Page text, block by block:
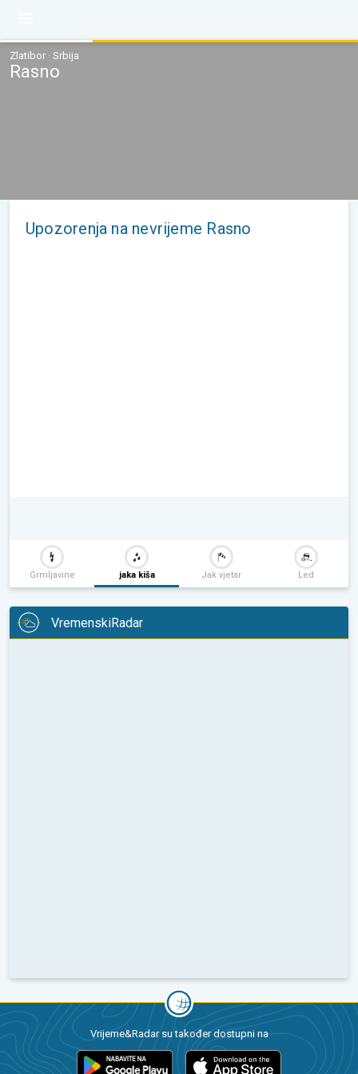
Zlatibor · Srbija
Rasno
Upozorenja na nevrijeme Rasno
Grmljavine jaka kiša Jak vjetar Led
VremenskiRadar
Vrijeme&Radar su također dostupni na